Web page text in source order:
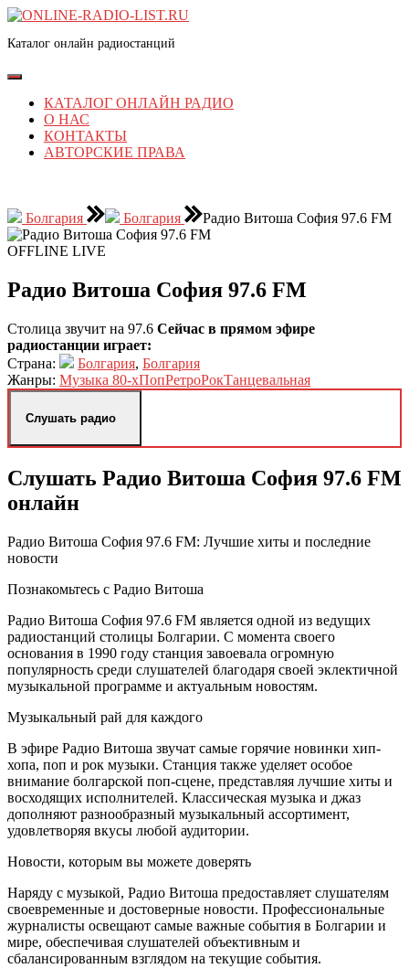
Перейти
содержимому
к
содержимому
Каталог онлайн радиостанций
Кнопка
ОткрытьКАТАЛОГ ОНЛАЙН РАДИО
О НАС
КОНТАКТЫ
АВТОРСКИЕ ПРАВА
Болгария
Болгария Радио Витоша София 97.6 FM
OFFLINE LIVE
Радио Витоша София 97.6 FM
Столица звучит на 97.6 Сейчас в прямом эфире
радиостанции играет:
Страна:
Болгария, Болгария
Жанры: Музыка 80-хПопРетроРокТанцевальная
Слушать радио
Слушать Радио Витоша София 97.6 FM
онлайн
Радио Витоша София 97.6 FM: Лучшие хиты и последние
новости
Познакомьтесь с Радио Витоша
Радио Витоша София 97.6 FM является одной из ведущих
радиостанций столицы Болгарии. С момента своего
основания в 1990 году станция завоевала огромную
популярность среди слушателей благодаря своей эклектичной
музыкальной программе и актуальным новостям.
Музыкальный рай для каждого
В эфире Радио Витоша звучат самые горячие новинки хип-
хопа, поп и рок музыки. Станция также уделяет особое
внимание болгарской поп-сцене, представляя лучшие хиты и
восходящих исполнителей. Классическая музыка и джаз
дополняют разнообразный музыкальный ассортимент,
удовлетворяя вкусы любой аудитории.
Новости, которым вы можете доверять
Наряду с музыкой, Радио Витоша предоставляет слушателям
своевременные и достоверные новости. Профессиональные
журналисты освещают самые важные события в Болгарии и
мире, обеспечивая слушателей объективным и
сбалансированным взглядом на текущие события.